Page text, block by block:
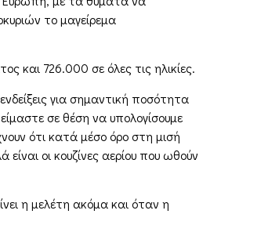
το μαγείρεμα
και 726.000 σε όλες τις ηλικίες.
για σημαντική ποσότητα
σε θέση να υπολογίσουμε
ότι κατά μέσο όρο στη μισή
οι κουζίνες αερίου που ωθούν
η μελέτη ακόμα και όταν η